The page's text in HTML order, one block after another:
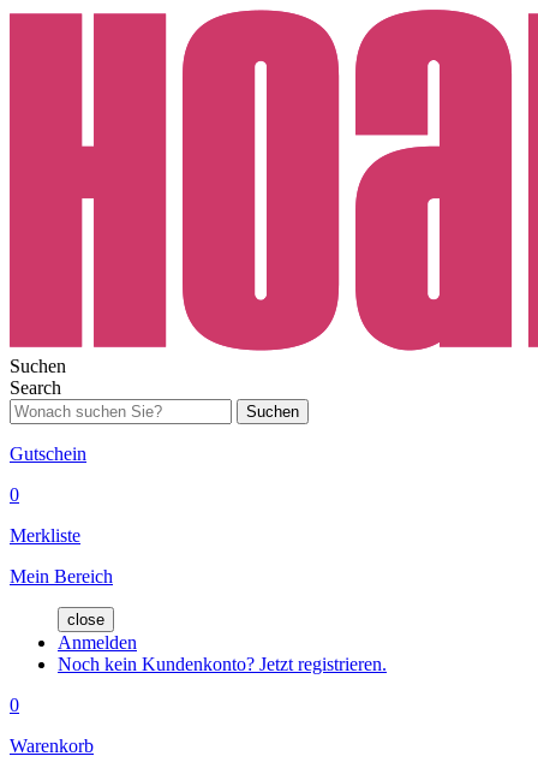
Suchen
Search
Suchen
Gutschein
0
Merkliste
Mein Bereich
close
Anmelden
Noch kein Kundenkonto? Jetzt registrieren.
0
Warenkorb